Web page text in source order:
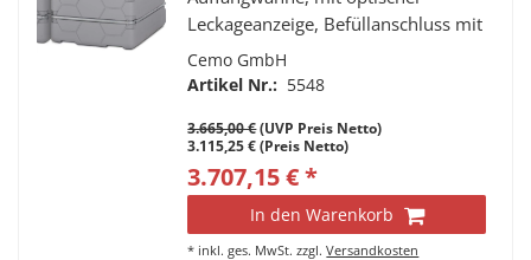
Leckageanzeige, Befüllanschluss mit
TW-Kupplung und Grenzwertgeber,
Entlüftungskappe,
Entnahmeleitung mit Verbindung
zum 1. Tank
Cemo GmbH
Artikel Nr.: 5548
3.665,00 €(UVP Preis Netto)
3.115,25 € (Preis Netto)
3.707,15 € *
In den Warenkorb
* inkl. ges. MwSt. zzgl.Versandkosten